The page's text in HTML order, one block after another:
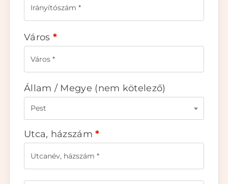
Város *
Állam / Megye (nem kötelező)
Pest
Utca, házszám*